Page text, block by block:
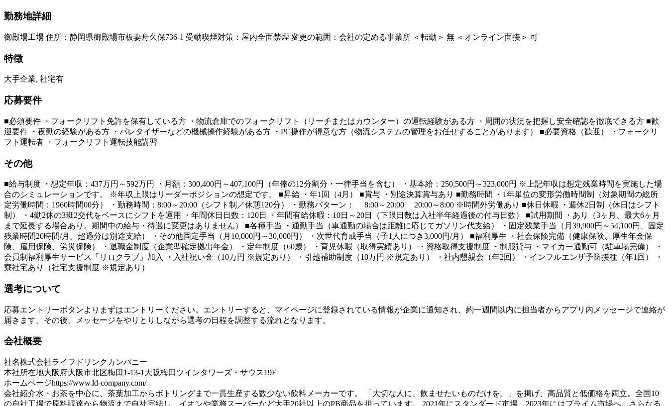
勤務地詳細
御殿場工場 住所：静岡県御殿場市板妻舟久保736-1 受動喫煙対策：屋内全面禁煙 変更の範囲：会社の定める事業所 ＜転勤＞ 無 ＜オンライン面接＞ 可
特徴
大手企業, 社宅有
応募要件
■必須要件 ・フォークリフト免許を保有している方 ・物流倉庫でのフォークリフト（リーチまたはカウンター）の運転経験がある方 ・周囲の状況を把握し安全確認を徹底できる方 ■歓
迎要件 ・夜勤の経験がある方 ・パレタイザーなどの機械操作経験がある方 ・PC操作が得意な方（物流システムの管理をお任せすることがあります） ■必要資格（歓迎） ・フォークリ
フト運転者 ・フォークリフト運転技能講習
その他
■給与制度 ・想定年収：437万円～592万円 ・月額：300,400円～407,100円（年俸の12分割分・一律手当を含む） ・基本給：250,500円～323,000円 ※上記年収は想定残業時間を実施した場
合のシミュレーションです。 ※年収上限はリーダーポジションの想定です。 ■昇給 ・年1回（4月） ■賞与 ・別途決算賞与あり ■勤務時間 ・1年単位の変形労働時間制（対象期間の総所
定労働時間：1960時間00分） ・勤務時間：8:00～20:00（シフト制／休憩120分） ・勤務パターン： 8:00～20:00 20:00～8:00 ※時間外労働あり ■休日休暇 ・週休2日制（休日はシフト
制） ・4勤2休の3班2交代をベースにシフトを運用 ・年間休日日数：120日 ・年間有給休暇：10日～20日（下限日数は入社半年経過後の付与日数） ■試用期間 ・あり（3ヶ月、最大6ヶ月
まで延長する場合あり。期間中の給与・待遇に変更はありません） ■各種手当 ・通勤手当（車通勤の場合は距離に応じてガソリン代支給） ・固定残業手当（月39,900円～54,100円、固定
残業時間20時間/月。超過分は別途支給） ・その他固定手当（月10,000円～30,000円） ・次世代育成手当（子1人につき3,000円/月） ■福利厚生 ・社会保険完備（健康保険、厚生年金保
険、雇用保険、労災保険） ・退職金制度（企業型確定拠出年金） ・定年制度（60歳） ・育児休暇（取得実績あり） ・資格取得支援制度 ・制服貸与 ・マイカー通勤可（駐車場完備） ・
会員制福利厚生サービス「リロクラブ」加入 ・入社祝い金（10万円 ※規定あり） ・引越補助制度（10万円 ※規定あり） ・社内懇親会（年2回） ・インフルエンザ予防接種（年1回） ・
寮社宅あり（社宅支援制度 ※規定あり）
選考について
応募エントリーボタンよりまずはエントリーください。エントリーすると、マイページに登録されている情報が企業に通知され、約一週間以内に担当者からアプリ内メッセージで連絡が
届きます。その後、メッセージをやりとりしながら選考の日程を調整する流れとなります。
会社概要
社名株式会社ライフドリンクカンパニー
本社所在地大阪府大阪市北区梅田1-13-1大阪梅田ツインタワーズ・サウス19F
ホームページhttps://www.ld-company.com/
会社紹介水・お茶を中心に、茶葉加工からボトリングまで一貫生産する数少ない飲料メーカーです。 「大切な人に、飲ませたいものだけを。」を掲げ、高品質と低価格を両立。全国10
の自社工場で原料調達から物流まで自社完結し、イオンや業務スーパーなど大手20社以上のPB商品を担っています。 2021年にスタンダード市場、2023年にはプライム市場へ。さらなる